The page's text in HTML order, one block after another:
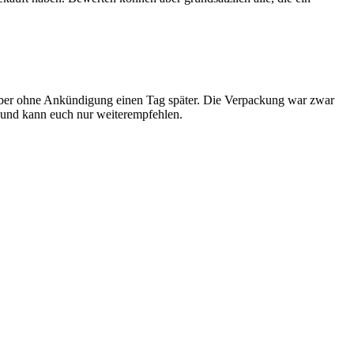
ohne Ankündigung einen Tag später. Die Verpackung war zwar
kann euch nur weiterempfehlen.